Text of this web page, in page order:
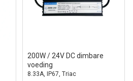
200W / 24V DC dimbare
voeding
8.33A, IP67, Triac